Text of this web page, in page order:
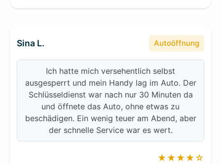
Sina L. Autoöffnung
Ich hatte mich versehentlich selbst
ausgesperrt und mein Handy lag im Auto. Der
Schlüsseldienst war nach nur 30 Minuten da
und öffnete das Auto, ohne etwas zu
beschädigen. Ein wenig teuer am Abend, aber
der schnelle Service war es wert.
★★★★☆